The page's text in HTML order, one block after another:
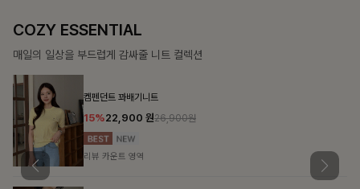
COZY ESSENTIAL
매일의 일상을 부드럽게 감싸줄 니트 컬렉션
켐펜던트 꽈배기니트
15%22,900 원26,900원
리뷰 카운트 영역